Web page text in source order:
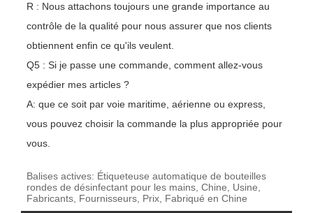
R : Nous attachons toujours une grande importance au
contrôle de la qualité pour nous assurer que nos clients
obtiennent enfin ce qu'ils veulent.
Q5 : Si je passe une commande, comment allez-vous
expédier mes articles ?
A: que ce soit par voie maritime, aérienne ou express,
vous pouvez choisir la commande la plus appropriée pour
vous.
Balises actives: Étiqueteuse automatique de bouteilles
rondes de désinfectant pour les mains, Chine, Usine,
Fabricants, Fournisseurs, Prix, Fabriqué en Chine